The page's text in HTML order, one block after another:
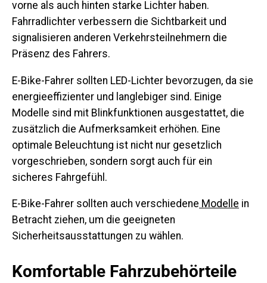
vorne als auch hinten starke Lichter haben.
Fahrradlichter verbessern die Sichtbarkeit und
signalisieren anderen Verkehrsteilnehmern die
Präsenz des Fahrers.
E-Bike-Fahrer sollten LED-Lichter bevorzugen, da sie
energieeffizienter und langlebiger sind. Einige
Modelle sind mit Blinkfunktionen ausgestattet, die
zusätzlich die Aufmerksamkeit erhöhen. Eine
optimale Beleuchtung ist nicht nur gesetzlich
vorgeschrieben, sondern sorgt auch für ein
sicheres Fahrgefühl.
E-Bike-Fahrer sollten auch verschiedene Modelle in
Betracht ziehen, um die geeigneten
Sicherheitsausstattungen zu wählen.
Komfortable Fahrzubehörteile